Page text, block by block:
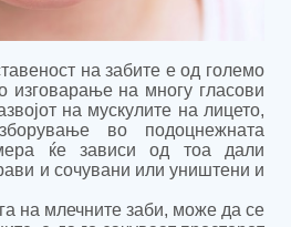
на забите е од големо
изговарање на многу гласови
на мускулите на лицето,
во подоцнежната
ќе зависи од тоа дали
и сочувани или уништени и
на млечните заби, може да се